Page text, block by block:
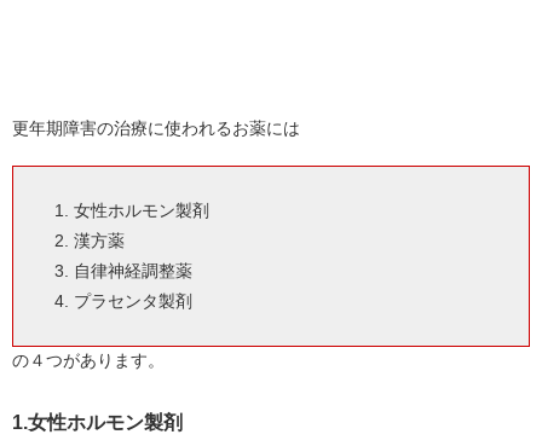
更年期障害の治療に使われるお薬には
女性ホルモン製剤
漢方薬
自律神経調整薬
プラセンタ製剤
の４つがあります。
1.女性ホルモン製剤